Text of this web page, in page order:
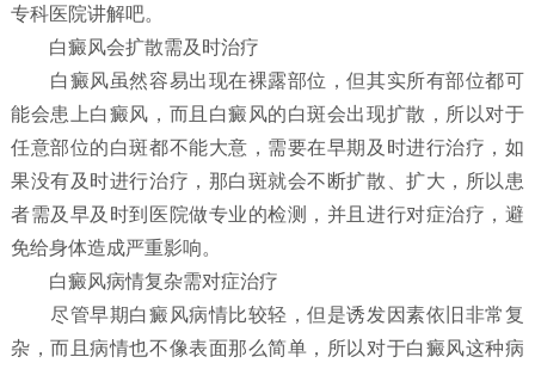
专科医院讲解吧。
白癜风会扩散需及时治疗
白癜风虽然容易出现在裸露部位，但其实所有部位都可
能会患上白癜风，而且白癜风的白斑会出现扩散，所以对于
任意部位的白斑都不能大意，需要在早期及时进行治疗，如
果没有及时进行治疗，那白斑就会不断扩散、扩大，所以患
者需及早及时到医院做专业的检测，并且进行对症治疗，避
免给身体造成严重影响。
白癜风病情复杂需对症治疗
尽管早期白癜风病情比较轻，但是诱发因素依旧非常复
杂，而且病情也不像表面那么简单，所以对于白癜风这种病